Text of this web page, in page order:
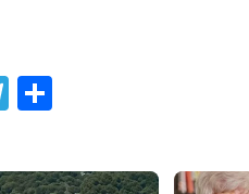
Telegram